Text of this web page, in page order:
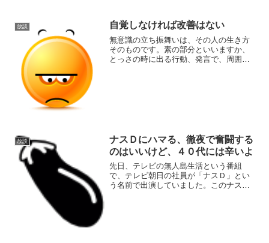
放談 自覚しなければ改善はない
無意識の立ち振舞いは、その人の生き方
そのものです。素の部分といいますか、
とっさの時に出る行動、発言で、周囲の
放談
ナスＤにハマる、徹夜で奮闘する
のはいいけど、４０代には辛いよ
先日、テレビの無人島生活という番組
で、テレビ朝日の社員が「ナスＤ」とい
う名前で出演していました。このナスＤ